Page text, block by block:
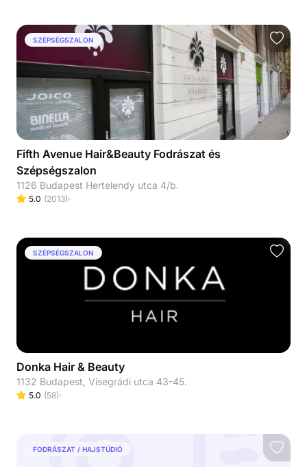
SZÉPSÉGSZALON
Fifth Avenue Hair&Beauty Fodrászat és
Szépségszalon
1126 Budapest Hertelendy utca 4/b.
5.0 (2013)
SZÉPSÉGSZALON
Donka Hair & Beauty
1132 Budapest, Visegrádi utca 43-45.
5.0 (58)
FODRÁSZAT / HAJSTÚDIÓ